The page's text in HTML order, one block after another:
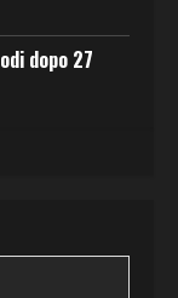
dopo 27